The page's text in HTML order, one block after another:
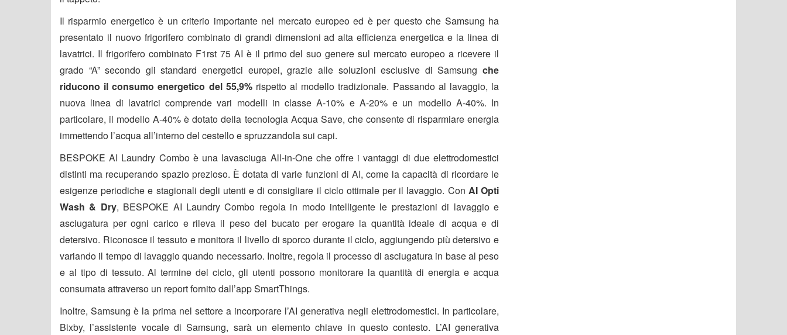
Il risparmio energetico è un criterio importante nel mercato europeo ed è per questo che Samsung ha
presentato il nuovo frigorifero combinato di grandi dimensioni ad alta efficienza energetica e la linea di
lavatrici. Il frigorifero combinato F1rst 75 AI è il primo del suo genere sul mercato europeo a ricevere il
grado “A” secondo gli standard energetici europei, grazie alle soluzioni esclusive di Samsung che
riducono il consumo energetico del 55,9%rispetto al modello tradizionale. Passando al lavaggio, la
nuova linea di lavatrici comprende vari modelli in classe A-10% e A-20% e un modello A-40%. In
particolare, il modello A-40% è dotato della tecnologia Acqua Save, che consente di risparmiare energia
immettendo l’acqua all’interno del cestello e spruzzandola sui capi.
BESPOKE AI Laundry Combo è una lavasciuga All-in-One che offre i vantaggi di due elettrodomestici
distinti ma recuperando spazio prezioso. È dotata di varie funzioni di AI, come la capacità di ricordare le
esigenze periodiche e stagionali degli utenti e di consigliare il ciclo ottimale per il lavaggio. Con AI Opti
Wash & Dry, BESPOKE AI Laundry Combo regola in modo intelligente le prestazioni di lavaggio e
asciugatura per ogni carico e rileva il peso del bucato per erogare la quantità ideale di acqua e di
detersivo. Riconosce il tessuto e monitora il livello di sporco durante il ciclo, aggiungendo più detersivo e
variando il tempo di lavaggio quando necessario. Inoltre, regola il processo di asciugatura in base al peso
e al tipo di tessuto. Al termine del ciclo, gli utenti possono monitorare la quantità di energia e acqua
consumata attraverso un report fornito dall’app SmartThings.
Inoltre, Samsung è la prima nel settore a incorporare l’AI generativa negli elettrodomestici. In particolare,
Bixby, l’assistente vocale di Samsung, sarà un elemento chiave in questo contesto. L’AI generativa